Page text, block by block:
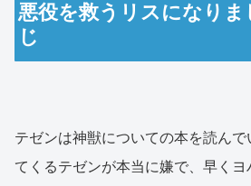
悪役を救うリスになり
じ
テゼンは神獣についての本を読ん
てくるテゼンが本当に嫌で、早く